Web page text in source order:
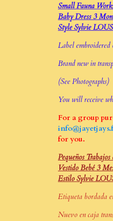
Small Fauna
Baby Dress 3
Style Sylvie
Label
Brand new in
(See Photographs)
You will receive
For a group
for you.
Pequeños
Vestido Bebé 3
Estilo Sylvie
Etiqueta bordada
Nuevo en caja